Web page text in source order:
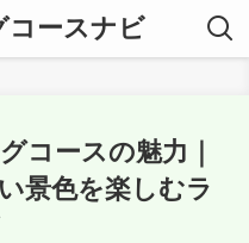
コースナビ
コースの魅力｜
景色を楽しむラ